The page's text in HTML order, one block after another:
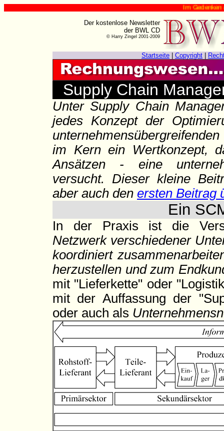
Im Gedenken an
Der kostenlose Newsletter
der BWL CD
© Harry Zingel 2001-2009
Startseite Copyright
Supply Chain
Unter Supply Chain
jedes Konzept der
im Kern ein Wertkonzept,
Ansätzen - eine
versucht. Dieser kleine
aber auch den ersten Beitrag
Ein
In der Praxis ist die
Netzwerk verschiedener
koordiniert
herzustellen und zum
mit "Lieferkette" oder
mit der Auffassung der
oder auch als